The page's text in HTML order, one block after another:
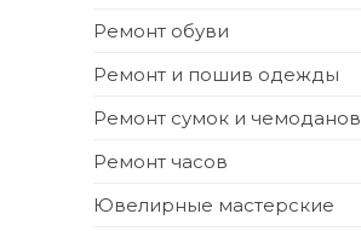
Ремонт обуви
Ремонт и пошив одежды
Ремонт сумок и чемоданов
Ремонт часов
Ювелирные мастерские